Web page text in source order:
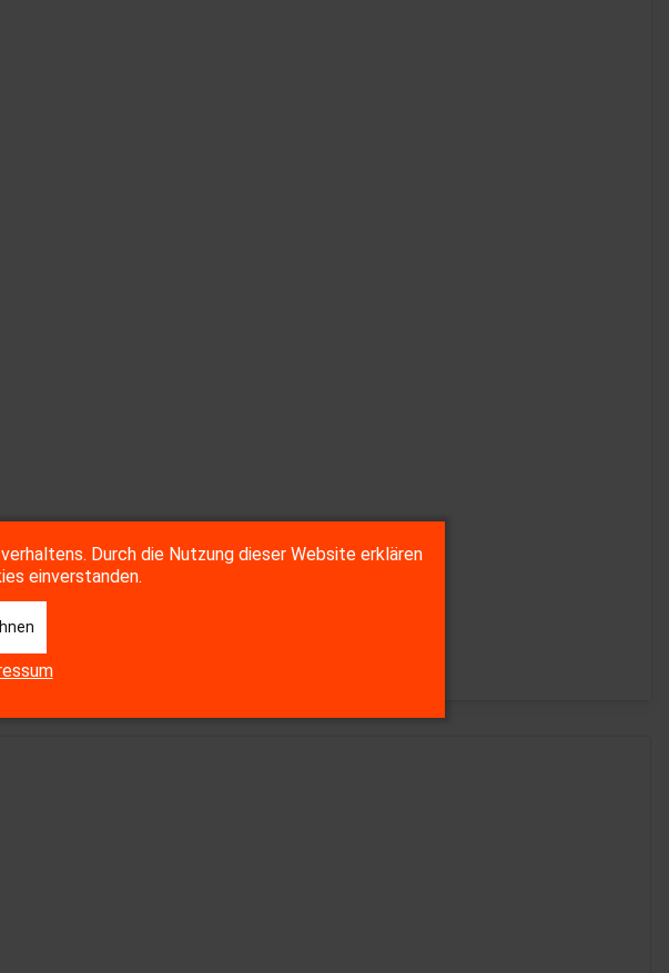
Durch die Nutzung dieser Website erklären
einverstanden.